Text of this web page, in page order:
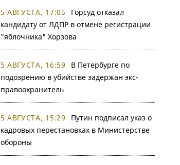
5 АВГУСТА, 17:05
Горсуд отказал
кандидату от ЛДПР в отмене регистрации
"яблочника" Хорзова
5 АВГУСТА, 16:59
В Петербурге по
подозрению в убийстве задержан экс-
правоохранитель
5 АВГУСТА, 15:29
Путин подписал указ о
кадровых перестановках в Министерстве
обороны